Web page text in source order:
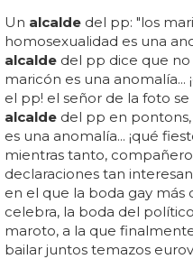
Un alcalde del pp: "los
homosexualidad es una
alcalde del pp dice que
maricón es una
el pp! el señor de la foto
alcalde del pp en pontons,
es una anomalía... ¡qué
mientras tanto,
declaraciones tan
en el que la boda gay más
celebra, la boda del
maroto, a la que
bailar juntos temazos